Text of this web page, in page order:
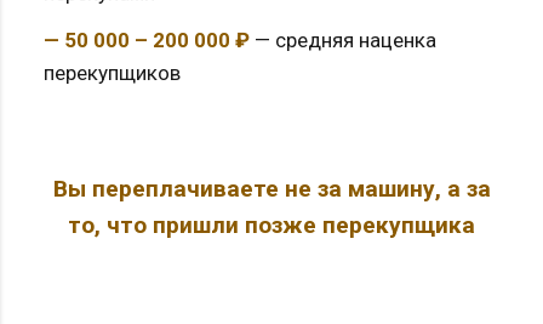
— 50 000 – 200 000 ₽ — средняя наценка
перекупщиков
Вы переплачиваете не за машину, а за
то, что пришли позже перекупщика